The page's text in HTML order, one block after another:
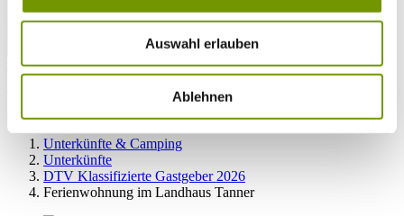
Auswahl erlauben
Ablehnen
zur Webcam
KONTAKT
info@waginger-see.de
Unterkünfte & Camping
Unterkünfte
DTV Klassifizierte Gastgeber 2026
Ferienwohnung im Landhaus Tanner